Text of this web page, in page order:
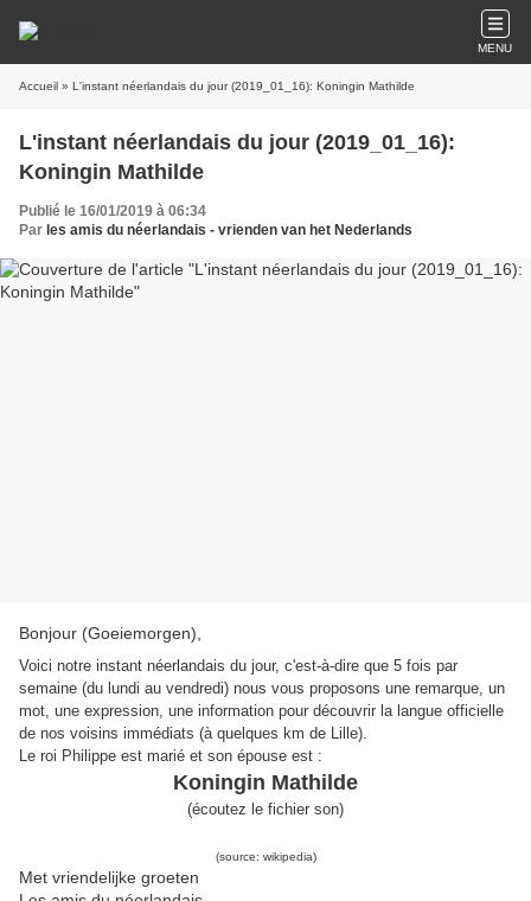
MENU
Accueil » L'instant néerlandais du jour (2019_01_16): Koningin Mathilde
L'instant néerlandais du jour (2019_01_16):
Koningin Mathilde
Publié le 16/01/2019 à 06:34
Par les amis du néerlandais - vrienden van het Nederlands
Bonjour (Goeiemorgen),
Voici notre instant néerlandais du jour, c'est-à-dire que 5 fois par
semaine (du lundi au vendredi) nous vous proposons une remarque, un
mot, une expression, une information pour découvrir la langue officielle
de nos voisins immédiats (à quelques km de Lille).
Le roi Philippe est marié et son épouse est :
Koningin Mathilde
(écoutez le fichier son)
(source: wikipedia)
Met vriendelijke groeten